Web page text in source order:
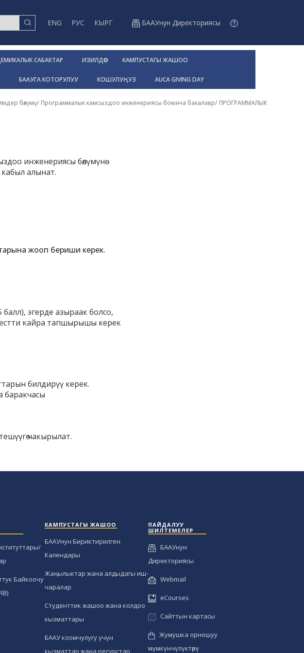
ENG РУС КЫРГ БААУнун Директориясы
САБАКТАР ИЗИЛДӨӨ КАМПУСТАГЫ ЖАШОО
БААУГА КОТОРУЛУУ КОШУЛУҢУЗ AUCA GIVING DAY
бөлүмү/Программалык камсыздоо инженериясы боюнча бакалавр/ПРОГРАММАЛЫК
инженериясы бөлүмүнө
кабыл алынат.
жооп бериши керек.
эгерде азыраак болсо,
кайра тапшырышы керек
билдирүү керек.
баракчасы
чакырылат.
Байкоочу
КАМПУСТАГЫ ЖАШОО
БААУнун Бириктирилген
Календары
Жаңылыктар жана алдыдагы иш-
чаралар
Студенттик жашоо жана колдоо
кызматтары
БААУ коомчулугу үчүн
кызматтар жана ресурстар
ПАЙДАЛУУ
ШИЛТЕМЕЛЕР
БААУнун
Директориясы
Webmail
eCourses
Сайттын картасы
Жумушка орношуу
мүмкүнчүлүктөрү